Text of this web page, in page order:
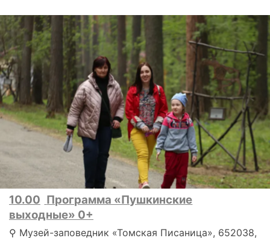
10.00 Программа «Пушкинские
выходные» 0+
⚲ Музей-заповедник «Томская Писаница», 652038,